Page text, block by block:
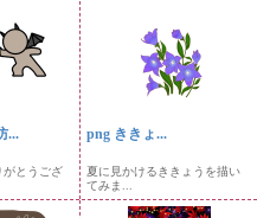
...
がとうござ
png ききょ...
夏に見かけるききょうを描い
てみま...